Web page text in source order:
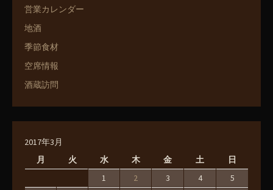
営業カレンダー
地酒
季節食材
空席情報
酒蔵訪問
2017年3月
月
火 水 木 金 土 日
1 2 3 4
5